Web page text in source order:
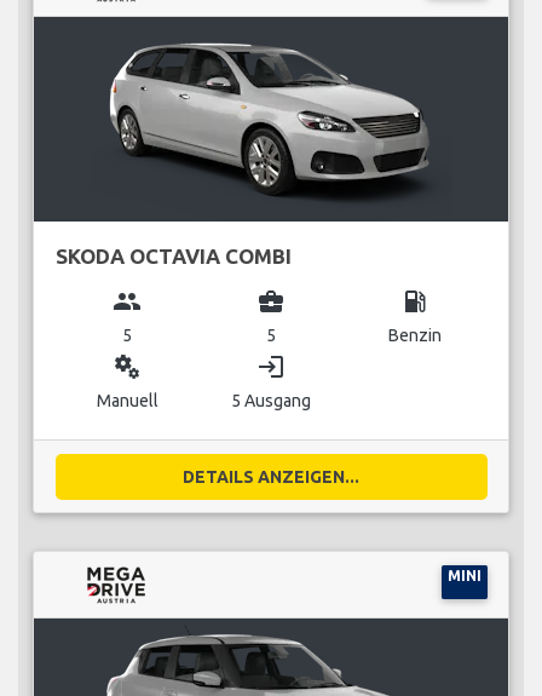
SKODA OCTAVIA COMBI
group
5
business_center
5
local_gas_station
Benzin
miscellaneous_services
Manuell
login
5 Ausgang
DETAILS ANZEIGEN...
MINI